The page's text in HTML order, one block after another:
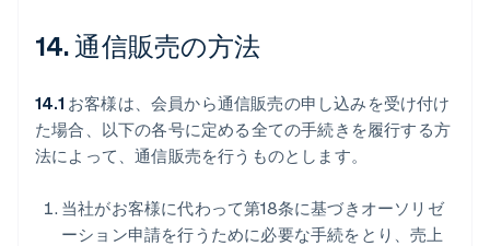
14. 通信販売の方法
14.1 お客様は、会員から通信販売の申し込みを受け付け
た場合、以下の各号に定める全ての手続きを履行する方
法によって、通信販売を行うものとします。
当社がお客様に代わって第18条に基づきオーソリゼ
ーション申請を行うために必要な手続をとり、売上